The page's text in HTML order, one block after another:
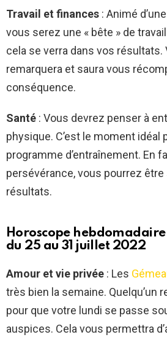
Travail et finances : Animé
vous serez une « bête » de
cela se verra dans vos résultats.
remarquera et saura vous
conséquence.
Santé : Vous devrez penser à
physique. C’est le moment idéal
programme d’entraînement. En
persévérance, vous pourrez
résultats.
Horoscope hebdomadaire
du 25 au 31 juillet 2022
Amour et vie privée : Les
très bien la semaine. Quelqu’un
pour que votre lundi se passe
auspices. Cela vous permettra